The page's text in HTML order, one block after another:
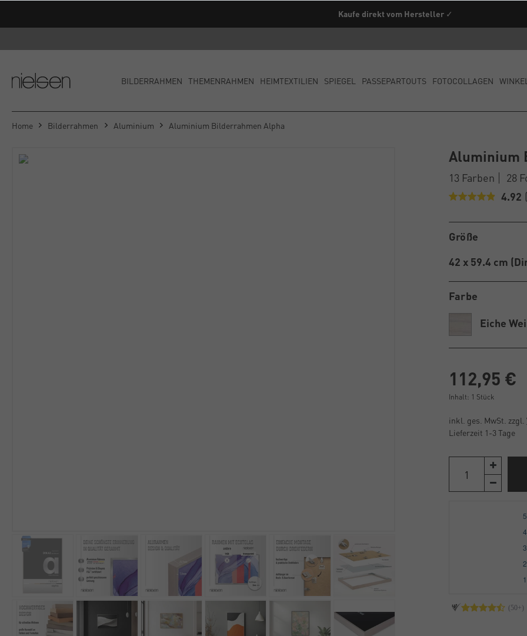
Kaufe direkt vom Hersteller ✓
BILDERRAHMEN THEMENRAHMEN HEIMTEXTILIEN SPIEGEL PASSEPARTOUTS FOTOCOLLAGEN
Home Bilderrahmen Aluminium Aluminium Bilderrahmen Alpha
Aluminium
13 Farben
28
4.92
Größe
42 x 59.4 cm
Farbe
Eiche
112,95 €
Inhalt: 1 Stück
inkl. ges. MwSt. zzgl.
Lieferzeit 1-3 Tage